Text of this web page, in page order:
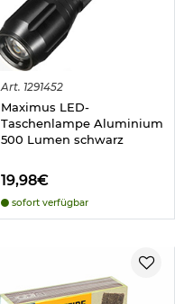
Art. 1291452
Maximus LED-
Taschenlampe Aluminium
500 Lumen schwarz
19,98€
sofort verfügbar